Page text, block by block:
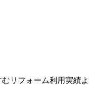
リフォーム利用実績よ